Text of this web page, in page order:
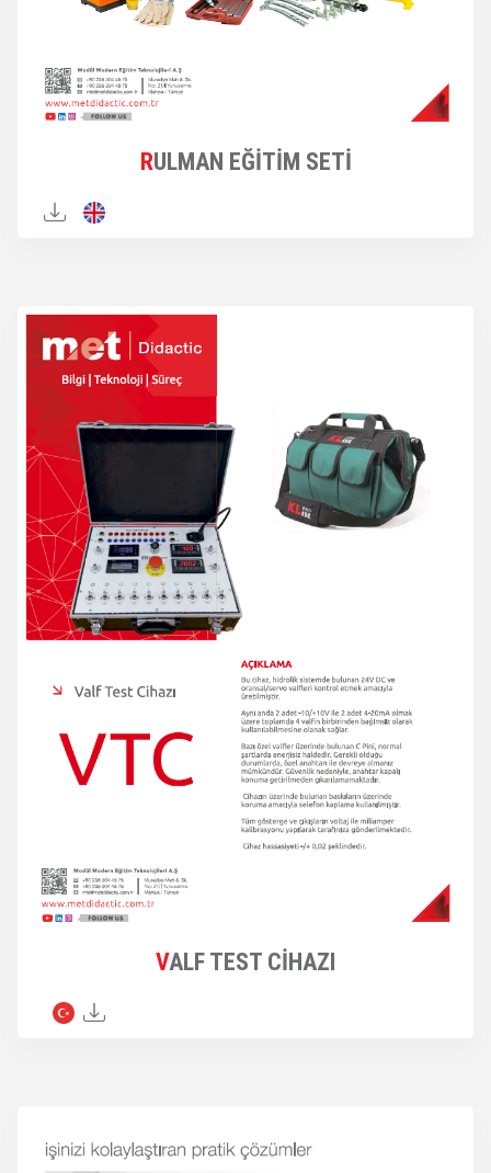
RULMAN EĞİTİM SETİ
VALF TEST CİHAZI